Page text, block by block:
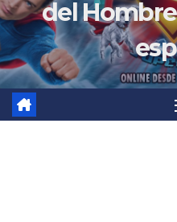
del